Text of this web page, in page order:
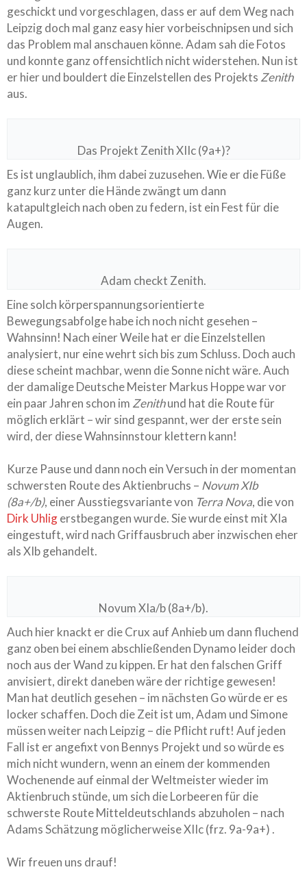
geschickt und vorgeschlagen, dass er auf dem Weg nach
Leipzig doch mal ganz easy hier vorbeischnipsen und sich
das Problem mal anschauen könne. Adam sah die Fotos
und konnte ganz offensichtlich nicht widerstehen. Nun ist
er hier und bouldert die Einzelstellen des Projekts Zenith
aus.
Das Projekt Zenith XIIc (9a+)?
Es ist unglaublich, ihm dabei zuzusehen. Wie er die Füße
ganz kurz unter die Hände zwängt um dann
katapultgleich nach oben zu federn, ist ein Fest für die
Augen.
Adam checkt Zenith.
Eine solch körperspannungsorientierte
Bewegungsabfolge habe ich noch nicht gesehen –
Wahnsinn! Nach einer Weile hat er die Einzelstellen
analysiert, nur eine wehrt sich bis zum Schluss. Doch auch
diese scheint machbar, wenn die Sonne nicht wäre. Auch
der damalige Deutsche Meister Markus Hoppe war vor
ein paar Jahren schon im Zenithund hat die Route für
möglich erklärt – wir sind gespannt, wer der erste sein
wird, der diese Wahnsinnstour klettern kann!
Kurze Pause und dann noch ein Versuch in der momentan
schwersten Route des Aktienbruchs – Novum XIb
(8a+/b), einer Ausstiegsvariante von Terra Nova, die von
Dirk Uhligerstbegangen wurde. Sie wurde einst mit XIa
eingestuft, wird nach Griffausbruch aber inzwischen eher
als XIb gehandelt.
Novum XIa/b (8a+/b).
Auch hier knackt er die Crux auf Anhieb um dann fluchend
ganz oben bei einem abschließenden Dynamo leider doch
noch aus der Wand zu kippen. Er hat den falschen Griff
anvisiert, direkt daneben wäre der richtige gewesen!
Man hat deutlich gesehen – im nächsten Go würde er es
locker schaffen. Doch die Zeit ist um, Adam und Simone
müssen weiter nach Leipzig – die Pflicht ruft! Auf jeden
Fall ist er angefixt von Bennys Projekt und so würde es
mich nicht wundern, wenn an einem der kommenden
Wochenende auf einmal der Weltmeister wieder im
Aktienbruch stünde, um sich die Lorbeeren für die
schwerste Route Mitteldeutschlands abzuholen – nach
Adams Schätzung möglicherweise XIIc (frz. 9a-9a+) .
Wir freuen uns drauf!